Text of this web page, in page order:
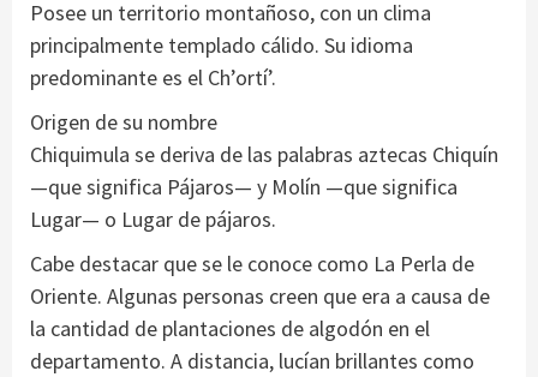
Posee un territorio montañoso, con un clima
principalmente templado cálido. Su idioma
predominante es el Ch’ortí’.
Origen de su nombre
Chiquimula se deriva de las palabras aztecas Chiquín
—que significa Pájaros— y Molín —que significa
Lugar— o Lugar de pájaros.
Cabe destacar que se le conoce como La Perla de
Oriente. Algunas personas creen que era a causa de
la cantidad de plantaciones de algodón en el
departamento. A distancia, lucían brillantes como